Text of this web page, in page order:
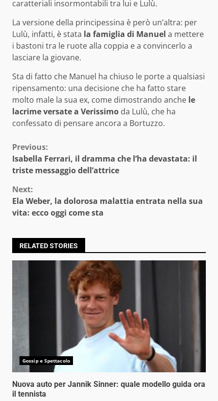
caratteriali insormontabili tra lui e Lulù.
La versione della principessina è però un’altra: per
Lulù, infatti, è stata la famiglia di Manuel a mettere
i bastoni tra le ruote alla coppia e a convincerlo a
lasciare la giovane.
Sta di fatto che Manuel ha chiuso le porte a qualsiasi
ripensamento: una decisione che ha fatto stare
molto male la sua ex, come dimostrando anche le
lacrime versate a Verissimo da Lulù, che ha
confessato di pensare ancora a Bortuzzo.
Continue
Reading
Previous:
Isabella Ferrari, il dramma che l’ha devastata: il
triste messaggio dell’attrice
Next:
Ela Weber, la dolorosa malattia entrata nella sua
vita: ecco oggi come sta
RELATED STORIES
Gossip e Spettacolo
Nuova auto per Jannik Sinner: quale modello guida ora
il tennista